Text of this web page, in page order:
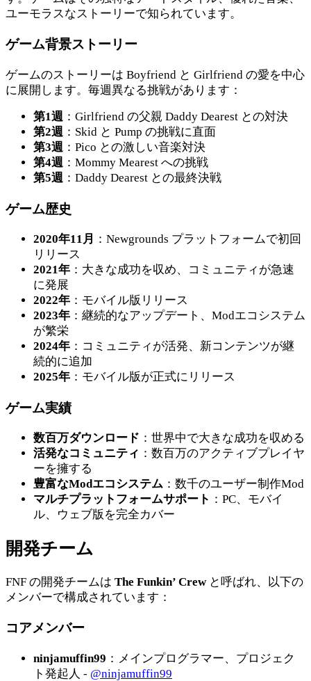
ユーモラスなストーリーで知られています。
ゲーム背景ストーリー
ゲームのストーリーは Boyfriend と Girlfriend の愛を中心
に展開します。毎週異なる挑戦があります：
第1週 ：Girlfriend の父親 Daddy Dearest との対決
第2週 ：Skid と Pump の挑戦に直面
第3週 ：Pico との激しい音楽対決
第4週 ：Mommy Mearest への挑戦
第5週 ：Daddy Dearest との最終決戦
ゲーム歴史
2020年11月
：Newgrounds プラットフォームで初回
リリース
2021年 ：大きな成功を収め、コミュニティが急速
に発展
2022年 ：モバイル版リリース
2023年 ：継続的なアップデート、Modエコシステム
が繁栄
2024年 ：コミュニティが活発、新コンテンツが継
続的に追加
2025年 ：モバイル版が正式にリリース
ゲーム実績
数百万ダウンロード ：世界中で大きな成功を収める
活発なコミュニティ ：数百万のアクティブプレイヤ
ーを擁する
豊富なModエコシステム ：数千のユーザー制作Mod
マルチプラットフォームサポート ：PC、モバイ
ル、ウェブ版を完全カバー
開発チーム
FNF の開発チームは The Funkin’ Crewと呼ばれ、以下の
メンバーで構成されています：
コアメンバー
ninjamuffin99 ：メインプログラマー、プロジェク
ト発起人 - @ninjamuffin99